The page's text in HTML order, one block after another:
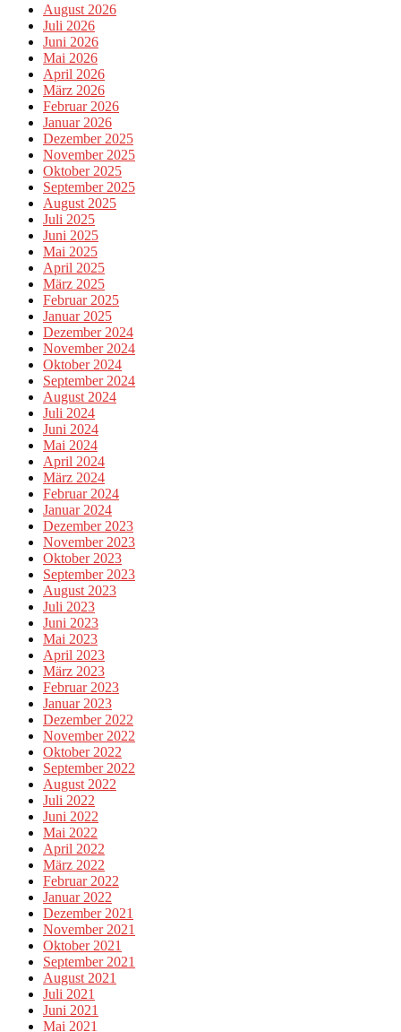
August 2026
Juli 2026
Juni 2026
Mai 2026
April 2026
März 2026
Februar 2026
Januar 2026
Dezember 2025
November 2025
Oktober 2025
September 2025
August 2025
Juli 2025
Juni 2025
Mai 2025
April 2025
März 2025
Februar 2025
Januar 2025
Dezember 2024
November 2024
Oktober 2024
September 2024
August 2024
Juli 2024
Juni 2024
Mai 2024
April 2024
März 2024
Februar 2024
Januar 2024
Dezember 2023
November 2023
Oktober 2023
September 2023
August 2023
Juli 2023
Juni 2023
Mai 2023
April 2023
März 2023
Februar 2023
Januar 2023
Dezember 2022
November 2022
Oktober 2022
September 2022
August 2022
Juli 2022
Juni 2022
Mai 2022
April 2022
März 2022
Februar 2022
Januar 2022
Dezember 2021
November 2021
Oktober 2021
September 2021
August 2021
Juli 2021
Juni 2021
Mai 2021